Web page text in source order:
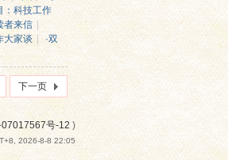
：科技工作
者来信
大家谈 |
·双
下一页
号-12 )
2026-8-8 22:05